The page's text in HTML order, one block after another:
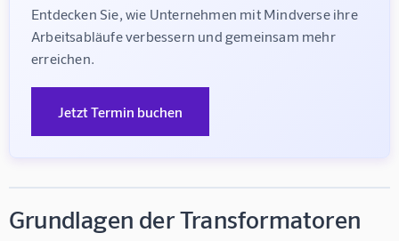
Entdecken Sie, wie Unternehmen mit Mindverse ihre
Arbeitsabläufe verbessern und gemeinsam mehr
erreichen.
Jetzt Termin buchen
Grundlagen der Transformatoren